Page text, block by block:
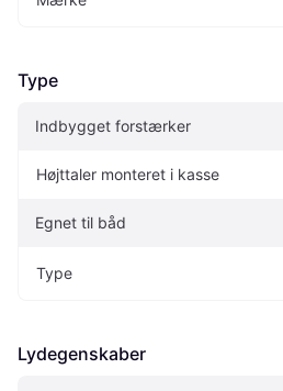
Type
Indbygget forstærker
Højttaler monteret i kasse
Egnet til båd
Type
Lydegenskaber